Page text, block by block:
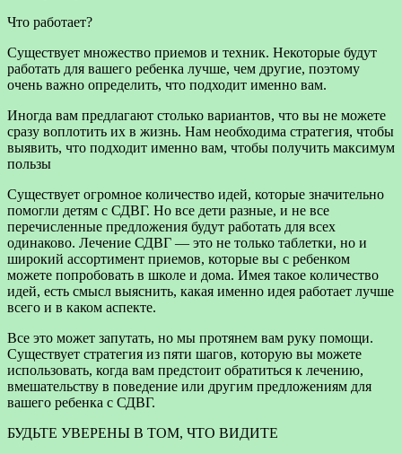
Что работает?
Существует множество приемов и техник. Некоторые будут
работать для вашего ребенка лучше, чем другие, поэтому
очень важно определить, что подходит именно вам.
Иногда вам предлагают столько вариантов, что вы не можете
сразу воплотить их в жизнь. Нам необходима стратегия, чтобы
выявить, что подходит именно вам, чтобы получить максимум
пользы
Существует огромное количество идей, которые значительно
помогли детям с СДВГ. Но все дети разные, и не все
перечисленные предложения будут работать для всех
одинаково. Лечение СДВГ — это не только таблетки, но и
широкий ассортимент приемов, которые вы с ребенком
можете попробовать в школе и дома. Имея такое количество
идей, есть смысл выяснить, какая именно идея работает лучше
всего и в каком аспекте.
Все это может запутать, но мы протянем вам руку помощи.
Существует стратегия из пяти шагов, которую вы можете
использовать, когда вам предстоит обратиться к лечению,
вмешательству в поведение или другим предложениям для
вашего ребенка с СДВГ.
БУДЬТЕ УВЕРЕНЫ В ТОМ, ЧТО ВИДИТЕ